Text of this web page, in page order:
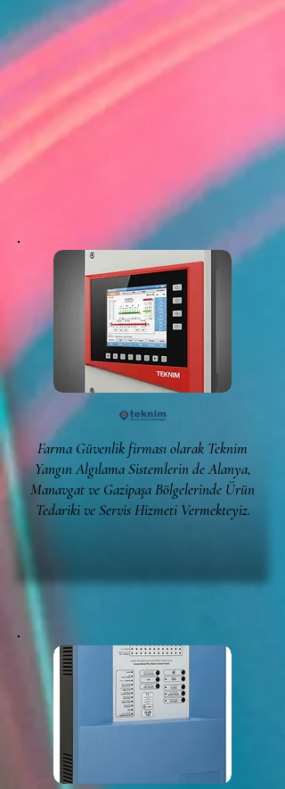
Farma Güvenlik firması olarak Teknim
Yangın Algılama Sistemlerin de Alanya,
Manavgat ve Gazipaşa Bölgelerinde Ürün
Tedariki ve Servis Hizmeti Vermekteyiz.